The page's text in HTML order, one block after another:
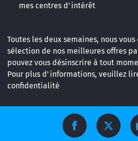
mes centres d'intérêt
Toutes les deux semaines, nous vous
sélection de nos meilleures offres
pouvez vous désinscrire à tout
Pour plus d'informations, veuillez
confidentialité